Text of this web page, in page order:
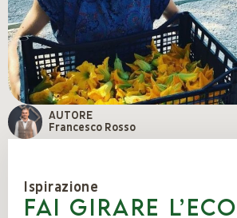
AUTORE
Francesco Rosso
Ispirazione
Fai girare